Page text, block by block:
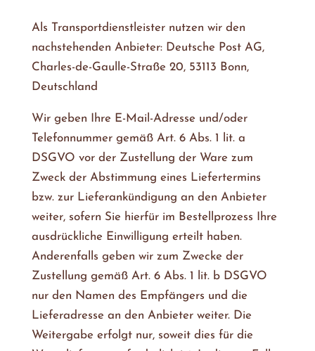
Als Transportdienstleister nutzen wir den
nachstehenden Anbieter: Deutsche Post AG,
Charles-de-Gaulle-Straße 20, 53113 Bonn,
Deutschland
Wir geben Ihre E-Mail-Adresse und/oder
Telefonnummer gemäß Art. 6 Abs. 1 lit. a
DSGVO vor der Zustellung der Ware zum
Zweck der Abstimmung eines Liefertermins
bzw. zur Lieferankündigung an den Anbieter
weiter, sofern Sie hierfür im Bestellprozess Ihre
ausdrückliche Einwilligung erteilt haben.
Anderenfalls geben wir zum Zwecke der
Zustellung gemäß Art. 6 Abs. 1 lit. b DSGVO
nur den Namen des Empfängers und die
Lieferadresse an den Anbieter weiter. Die
Weitergabe erfolgt nur, soweit dies für die